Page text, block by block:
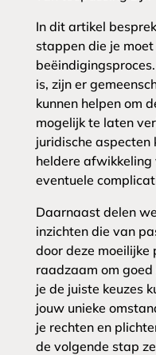
In dit artikel
stappen die je
is, zijn er
kunnen helpen om
mogelijk te laten
juridische aspecten
heldere
eventuele
Daarnaast delen
inzichten die van
door deze moeilijke
raadzaam om
je de juiste keuzes
jouw unieke
je rechten en
de volgende stap